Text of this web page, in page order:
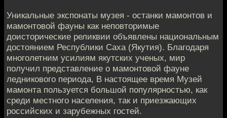
Уникальные экспонаты музея - останки мамонтов и
мамонтовой фауны как неповторимые
доисторические реликвии объявлены национальным
достоянием Республики Саха (Якутия). Благодаря
многолетним усилиям якутских ученых, мир
получил представление о мамонтовой фауне
ледникового периода, В настоящее время Музей
мамонта пользуется большой популярностью, как
среди местного населения, так и приезжающих
российских и зарубежных гостей.